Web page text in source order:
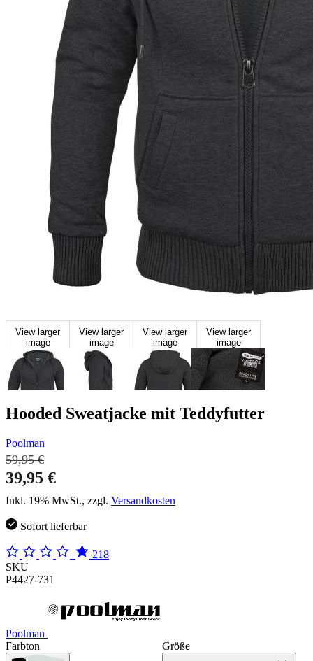
View larger
image
View larger
image
View larger
image
View larger
image
Hooded Sweatjacke mit Teddyfutter
Poolman
59,95 €
39,95 €
Inkl. 19% MwSt., zzgl. Versandkosten
Sofort lieferbar
218
SKU
P4427-731
Poolman
Farbton
Größe